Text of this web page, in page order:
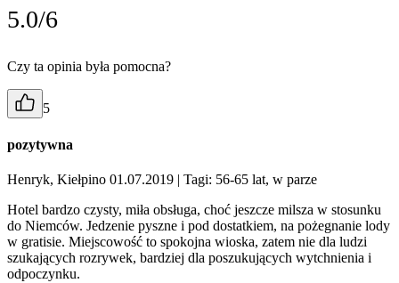
5.0/6
Czy ta opinia była pomocna?
5
pozytywna
Henryk, Kiełpino 01.07.2019 | Tagi: 56-65 lat, w parze
Hotel bardzo czysty, miła obsługa, choć jeszcze milsza w stosunku
do Niemców. Jedzenie pyszne i pod dostatkiem, na pożegnanie lody
w gratisie. Miejscowość to spokojna wioska, zatem nie dla ludzi
szukających rozrywek, bardziej dla poszukujących wytchnienia i
odpoczynku.